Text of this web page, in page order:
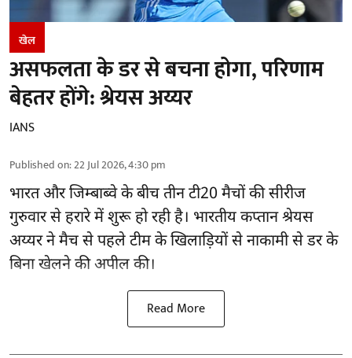
खेल
असफलता के डर से बचना होगा, परिणाम
बेहतर होंगे: श्रेयस अय्यर
IANS
Published on:22 Jul 2026, 4:30 pm
भारत और जिम्बाब्वे के बीच तीन टी20 मैचों की सीरीज
गुरुवार से हरारे में शुरू हो रही है। भारतीय कप्तान श्रेयस
अय्यर ने मैच से पहले टीम के खिलाड़ियों से नाकामी से डर के
बिना खेलने की अपील की।
Read More